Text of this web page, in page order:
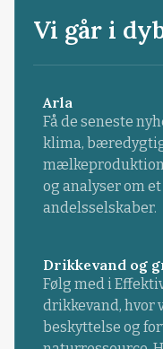
Vi går i
Arla
Få de seneste
klima,
og analyser om
andelsselskaber.
Drikkevand og
Følg med i
drikkevand, hvor
beskyttelse og